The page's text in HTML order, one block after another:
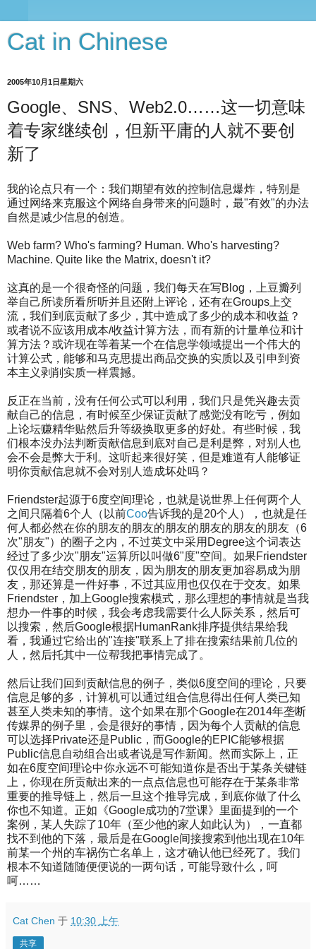
Cat in Chinese
2005年10月1日星期六
Google、SNS、Web2.0……这一切意味
着专家继续创，但新平庸的人就不要创
新了
我的论点只有一个：我们期望有效的控制信息爆炸，特别是
通过网络来克服这个网络自身带来的问题时，最"有效"的办法
自然是减少信息的创造。
Web farm? Who's farming? Human. Who's harvesting?
Machine. Quite like the Matrix, doesn't it?
这真的是一个很奇怪的问题，我们每天在写Blog，上豆瓣列
举自己所读所看所听并且还附上评论，还有在Groups上交
流，我们到底贡献了多少，其中造成了多少­的成本和收益？
或者说不应该用成本/收益计算方法，而有新的计量单位和计
算方法？或许现在等着某一个在信息学领域提出一个伟大的
计算公式，能够和马克思提出商品­交换的实质以及引申到资
本主义剥削实质一样震撼。
反正在当前，没有任何公式可以利用，我们只是凭兴趣去贡
献自己的信息，有时候至少保证贡献了感觉没有吃亏，例如
上论坛赚精华贴然后升等级换取更多的好处。有些时­候，我
们根本没办法判断贡献信息到底对自己是利是弊，对别人也
会不会是弊大于利。这听起来很好笑，但是难道有人能够证
明你贡献信息就不会对别人造成坏处吗？
Friendster起源于6度空间理论，也就是说世界上任何两个人
之间只隔着6个人（以前Coo告诉我的是20个人），也就是任
何人都必然在你的朋友的朋友的­朋友的朋友的朋友的朋友（6
次"朋友"）的圈子之内，不过英文中采用Degree这个词表达
经过了多少次"朋友"运算所以叫做6"度"空间。如果Friendster
仅仅用在结交朋友的朋友，因为朋友的朋友更加容易成为朋
友，那还算是一件好事，不过其应用也仅仅在于交友。如果
Friendster，加上Google搜­索模式，那么理想的事情就是当我
想办一件事的时候，我会考虑我需要什么人际关系，然后可
以搜索，然后Google根据HumanRank排序提供结果给我
看，我­通过它给出的"连接"联系上了排在搜索结果前几位的
人，然后托其中一位帮我把事情完成了。
然后让我们回到贡献信息的例子，类似6度空间的理论，只要
信息足够的多，计算机可以通过组合信息得出任何人类已知
甚至人类未知的事情。这个如果在那个Googl­e在2014年垄断
传媒界的例子里，会是很好的事情，因为每个人贡献的信息
可以选择Private还是Public，而Google的EPIC能够根据
Publ­ic信息自动组合出或者说是写作新闻。然而实际上，正
如在6度空间理论中你永远不可能知道你是否出于某条关键链
上，你现在所贡献出来的一点点信息也可能存在于某­条非常
重要的推导链上，然后一旦这个推导完成，到底你做了什么
你也不知道。正如《Google成功的7堂课》里面提到的一个
案例，某人失踪了10年（至少他的家人如此认为），一直都
找不到他的下落，最后是在Google间接搜索到他出现在10年
前某一个州的车祸伤亡名单上，这才确认他已经死了。我们
根本不知道随随便便­说的一两句话，可能导致什么，呵
呵……
Cat Chen 于 10:30 上午
共享